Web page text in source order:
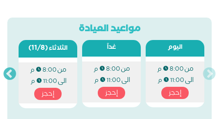
مواعيد العيادة
اليوم
من8:00 م
الى11:00 م
إحجز
غداً
من8:00 م
الى11:00 م
إحجز
الثلاثاء(11/8)
من8:00 م
الى11:00 م
إحجز